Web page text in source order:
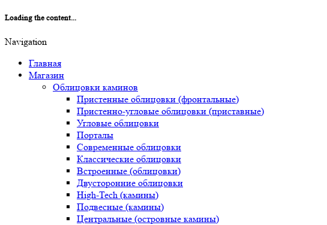
Loading the content...
Navigation
Главная
Магазин
Облицовки каминов
Пристенные облицовки (фронтальные)
Пристенно-угловые облицовки (приставные)
Угловые облицовки
Порталы
Современные облицовки
Классические облицовки
Встроенные (облицовки)
Двусторонние облицовки
High-Tech (камины)
Подвесные (камины)
Центральные (островные камины)